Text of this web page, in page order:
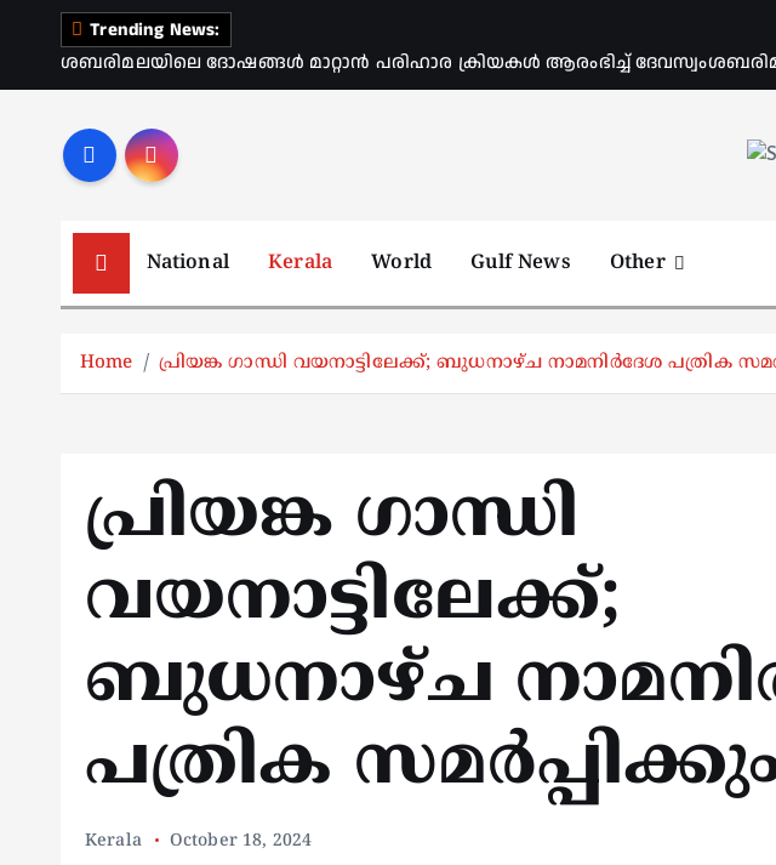
Trending News:
ശബരിമലയിലെ ദോഷങ്ങൾ മാറ്റാൻ പരിഹാര ക്രിയകൾ ആരംഭിച്ച്
National Kerala World Gulf News Other
Home പ്രിയങ്ക ഗാന്ധി വയനാട്ടിലേക്ക്; ബുധനാഴ്ച നാമനിര്‍ദേശ പത്രിക
പ്രിയങ്ക ഗാന്ധി
വയനാട്ടിലേക്ക്;
ബുധനാഴ്ച
പത്രിക
Kerala October 18, 2024